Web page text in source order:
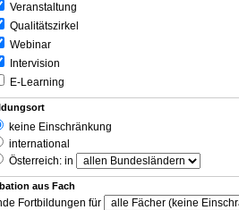
Veranstaltung
Qualitätszirkel
Webinar
Intervision
E-Learning
keine Einschränkung
international
Österreich: in
aus Fach
Fortbildungen für